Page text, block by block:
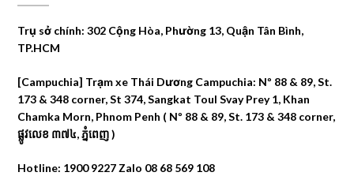
Trụ sở chính: 302 Cộng Hòa, Phường 13, Quận Tân Bình,
TP.HCM
[Campuchia] Trạm xe Thái Dương Campuchia: Nº 88 & 89, St.
173 & 348 corner, St 374, Sangkat Toul Svay Prey 1, Khan
Chamka Morn, Phnom Penh ( Nº 88 & 89, St. 173 & 348 corner,
ផ្លូវលេខ ៣៧៤, ភ្នំពេញ )
Hotline: 1900 9227 Zalo 08 68 569 108